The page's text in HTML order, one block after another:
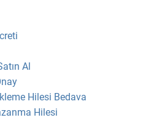
Al
Hilesi Bedava
Hilesi